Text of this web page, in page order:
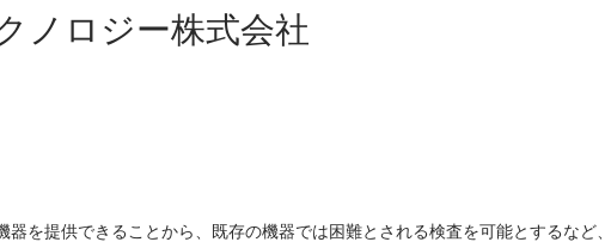
ノロジー株式会社
を提供できることから、既存の機器では困難とされる検査を可能とするなど